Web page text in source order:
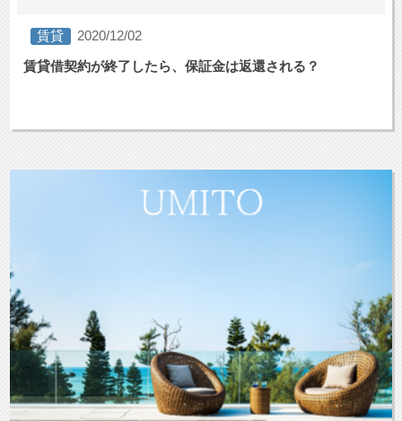
賃貸
2020/12/02
賃貸借契約が終了したら、保証金は返還される？